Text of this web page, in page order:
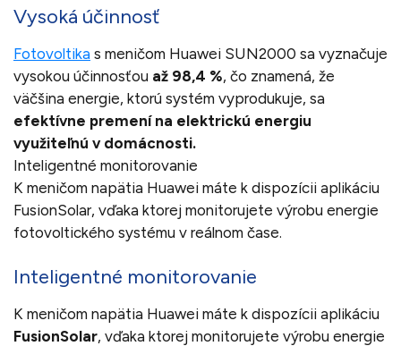
Vysoká účinnosť
Fotovoltika s meničom Huawei SUN2000 sa vyznačuje
vysokou účinnosťou až 98,4 %, čo znamená, že
väčšina energie, ktorú systém vyprodukuje, sa
efektívne premení na elektrickú energiu
využiteľnú v domácnosti.
Inteligentné monitorovanie
K meničom napätia Huawei máte k dispozícii aplikáciu
FusionSolar, vďaka ktorej monitorujete výrobu energie
fotovoltického systému v reálnom čase.
Inteligentné monitorovanie
K meničom napätia Huawei máte k dispozícii aplikáciu
FusionSolar, vďaka ktorej monitorujete výrobu energie